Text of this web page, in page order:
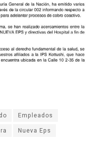
Empleados
Nueva Eps